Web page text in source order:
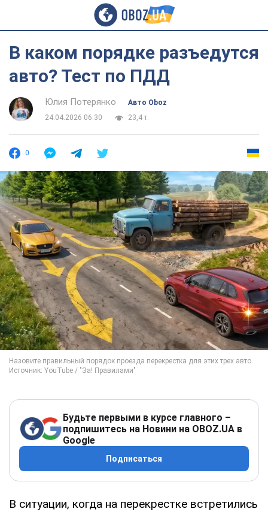
В каком порядке разъедутся
авто? Тест по ПДД
Юлия Потерянко
Авто Oboz
24.04.2026 06:30
23,4 т.
0
Будьте первыми в курсе главного –
подпишитесь на Новини на OBOZ.UA в
Google
Подписаться
В ситуации, когда на перекрестке встретились